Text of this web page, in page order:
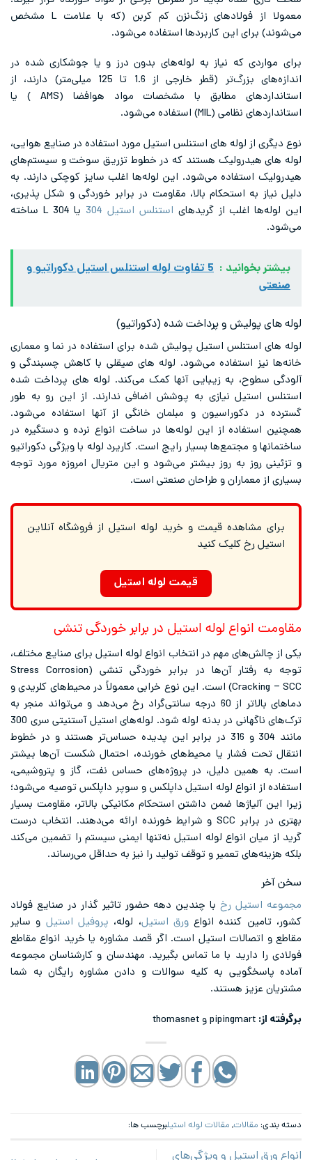
معمولا از فولادهای زنگ‌نزن کم کربن (که با علامت L مشخص
می‌شوند) برای این کاربردها استفاده می‌شود.
برای مواردی که نیاز به لوله‌های بدون درز و یا جوشکاری شده در
اندازه‌های بزرگ‌تر (قطر خارجی از 1.6 تا 125 میلی‌متر) دارند، از
استانداردهای مطابق با مشخصات مواد هوافضا (AMS ) یا
استانداردهای نظامی (MIL) استفاده می‌شود.
نوع دیگری از لوله‌ های استنلس استیل مورد استفاده در صنایع هوایی،
لوله‌ های هیدرولیک هستند که در خطوط تزریق سوخت و سیستم‌‌های
هیدرولیک استفاده می‌شود. این لوله‌‌ها اغلب سایز کوچکی دارند. به
دلیل نیاز به استحکام بالا، مقاومت در برابر خوردگی و شکل پذیری،
این لوله‌ها اغلب از گریدهای استنلس استیل 304
یا L 304 ساخته
می‌شود.
بیشتر بخوانید :
5 تفاوت لوله استنلس استیل دکوراتیو و
صنعتی
لوله ‌های پولیش و پرداخت شده (دکوراتیو)
لوله‌ های استنلس استیل پولیش شده برای استفاده در نما و معماری
خانه‌ها نیز استفاده می‌شود. لوله‌ های صیقلی با کاهش چسبندگی و
آلودگی سطوح، به زیبایی آنها کمک می‌کند. لوله های پرداخت شده
استنلس استیل نیازی به پوشش اضافی ندارند. از این رو به طور
گسترده در دکوراسیون و مبلمان خانگی از آنها استفاده می‌شود.
همچنین استفاده از این لوله‌ها در ساخت انواع نرده و دستگیره در
ساختمانها و مجتمع‌ها بسیار رایج است. کاریرد لوله با ویژگی دکوراتیو
و تزئینی روز به روز بیشتر می‌شود و این متریال امروزه مورد توجه
بسیاری از معماران و طراحان صنعتی است.
برای مشاهده قیمت و خرید لوله استیل از فروشگاه آنلاین
استیل رخ کلیک کنید
قیمت لوله استیل
مقاومت انواع لوله استیل در برابر خوردگی تنشی
یکی از چالش‌های مهم در انتخاب انواع لوله استیل برای صنایع مختلف،
توجه به رفتار آن‌ها در برابر خوردگی تنشی (Stress Corrosion
Cracking – SCC) است. این نوع خرابی معمولاً در محیط‌های کلریدی و
دماهای بالاتر از 60 درجه سانتی‌گراد رخ می‌دهد و می‌تواند منجر به
ترک‌های ناگهانی در بدنه لوله شود. لوله‌های استیل آستنیتی سری 300
مانند 304 و 316 در برابر این پدیده حساس‌تر هستند و در خطوط
انتقال تحت فشار یا محیط‌های خورنده، احتمال شکست آن‌ها بیشتر
است. به همین دلیل، در پروژه‌های حساس نفت، گاز و پتروشیمی،
استفاده از انواع لوله استیل داپلکس و سوپر داپلکس توصیه می‌شود؛
زیرا این آلیاژها ضمن داشتن استحکام مکانیکی بالاتر، مقاومت بسیار
بهتری در برابر SCC و شرایط خورنده ارائه می‌دهند. انتخاب درست
گرید از میان انواع لوله استیل نه‌تنها ایمنی سیستم را تضمین می‌کند
بلکه هزینه‌های تعمیر و توقف تولید را نیز به حداقل می‌رساند.
سخن آخر
مجموعه استیل رخبا چندین دهه حضور تاثیر گذار در صنایع فولاد
کشور، تامین کننده انواعورق استیل، لوله، پروفیل استیل و سایر
مقاطع و اتصالات استیل است. اگر قصد مشاوره یا خرید انواع مقاطع
فولادی را دارید با ما تماس بگیرید. مهندسان و کارشناسان مجموعه
آماده پاسخگویی به کلیه سوالات و دادن مشاوره رایگان به شما
مشتریان عزیز هستند.
برگرفته از:
دسته بندی: مقالات, مقالات لوله استیلبرچسب ها:
انواع ورق استیل و ویژگی‌های